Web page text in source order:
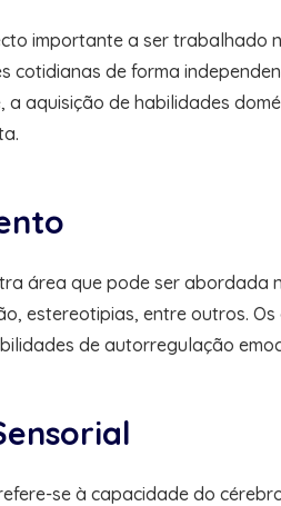
importante a ser trabalhado
cotidianas de forma
a aquisição de habilidades
área que pode ser abordada
estereotipias, entre outros.
de autorregulação
se à capacidade do